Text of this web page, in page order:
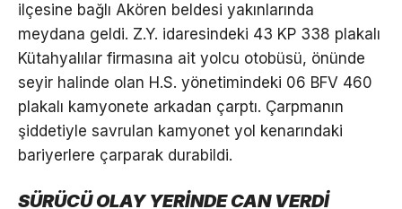
ilçesine bağlı Akören beldesi yakınlarında
meydana geldi. Z.Y. idaresindeki 43 KP 338 plakalı
Kütahyalılar firmasına ait yolcu otobüsü, önünde
seyir halinde olan H.S. yönetimindeki 06 BFV 460
plakalı kamyonete arkadan çarptı. Çarpmanın
şiddetiyle savrulan kamyonet yol kenarındaki
bariyerlere çarparak durabildi.
SÜRÜCÜ OLAY YERİNDE CAN VERDİ